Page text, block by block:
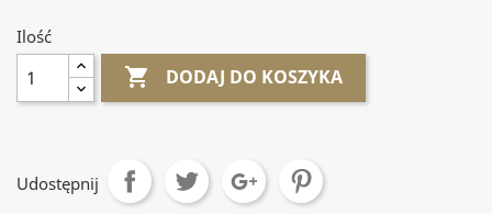
Ilość
 DODAJ DO KOSZYKA
Udostępnij